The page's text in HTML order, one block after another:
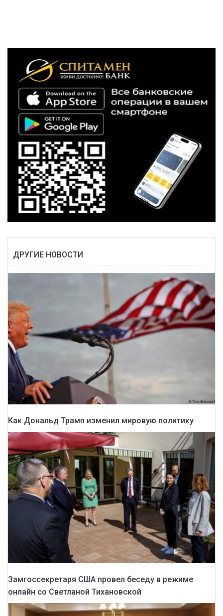
ДРУГИЕ НОВОСТИ
Как Дональд Трамп изменил мировую политику
Замгоссекретаря США провел беседу в режиме
онлайн со Светланой Тихановской